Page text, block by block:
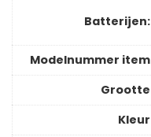
Batterijen:
Modelnummer item
Grootte
Kleur